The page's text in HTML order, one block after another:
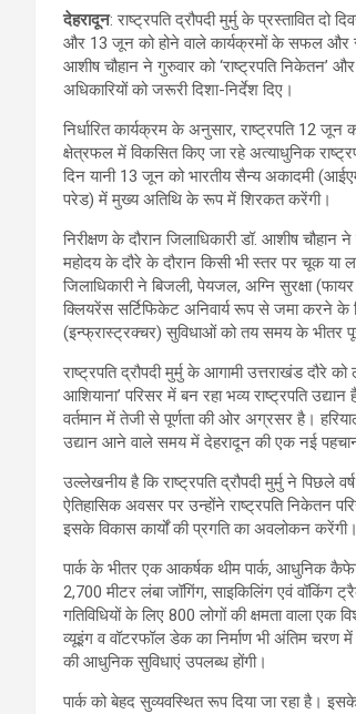
देहरादून: राष्ट्रपति द्रौपदी मुर्मु के प्रस्तावित
और 13 जून को होने वाले कार्यक्रमों के सफल और
आशीष चौहान ने गुरुवार को ‘राष्ट्रपति निकेतन’
अधिकारियों को जरूरी दिशा-निर्देश दिए।
निर्धारित कार्यक्रम के अनुसार, राष्ट्रपति 12
क्षेत्रफल में विकसित किए जा रहे अत्याधुनिक
दिन यानी 13 जून को भारतीय सैन्य अकादमी
परेड) में मुख्य अतिथि के रूप में शिरकत करेंगी।
निरीक्षण के दौरान जिलाधिकारी डॉ. आशीष
महोदय के दौरे के दौरान किसी भी स्तर पर चूक या
जिलाधिकारी ने बिजली, पेयजल, अग्नि सुरक्षा
क्लियरेंस सर्टिफिकेट अनिवार्य रूप से जमा करने के
(इन्फ्रास्ट्रक्चर) सुविधाओं को तय समय के भीतर
राष्ट्रपति द्रौपदी मुर्मु के आगामी उत्तराखंड दौरे
आशियाना’ परिसर में बन रहा भव्य राष्ट्रपति
वर्तमान में तेजी से पूर्णता की ओर अग्रसर है।
उद्यान आने वाले समय में देहरादून की एक नई
उल्लेखनीय है कि राष्ट्रपति द्रौपदी मुर्मु ने पिछले
ऐतिहासिक अवसर पर उन्होंने राष्ट्रपति निकेतन
इसके विकास कार्यों की प्रगति का अवलोकन करेंगी।
पार्क के भीतर एक आकर्षक थीम पार्क, आधुनिक
2,700 मीटर लंबा जॉगिंग, साइकिलिंग एवं वॉकिंग
गतिविधियों के लिए 800 लोगों की क्षमता वाला
व्यूइंग व वॉटरफॉल डेक का निर्माण भी अंतिम चरण
की आधुनिक सुविधाएं उपलब्ध होंगी।
पार्क को बेहद सुव्यवस्थित रूप दिया जा रहा है।